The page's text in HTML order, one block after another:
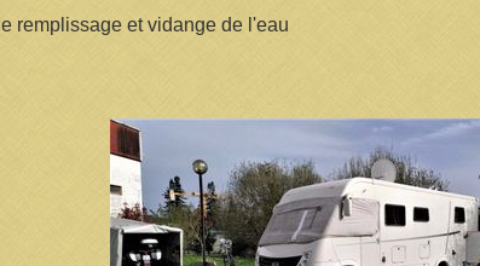
le remplissage et vidange de l'eau